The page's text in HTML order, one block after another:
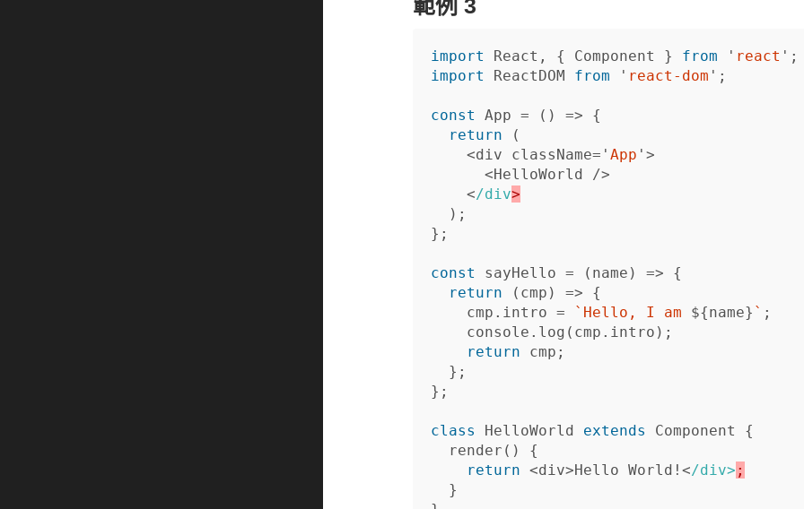
範例 3
import React , { Component } from ' react ' ;
import
ReactDOM from ' react-dom ' ;
const App = () =>
{
return
(
<div className= ' App ' >
<HelloWorld
/>
</div
);
};
const sayHello = ( name ) =>
{
return
( cmp ) =>
{
cmp . intro = `Hello, I am ${name} ` ;
console . log ( cmp . intro );
return
cmp ;
};
};
class HelloWorld extends Component
{
render ()
{
return <div>Hello World !</div>
}